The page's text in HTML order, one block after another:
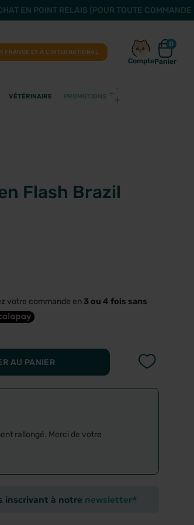
EN POINT RELAIS (POUR TOUTE
FRANCE ET À L’INTERNATIONAL
Compte
0
Panier
VÉTÉRINAIRE PROMOTIONS
Flash Brazil
votre commande en 3 ou 4 fois sans
AU PANIER
rallongé. Merci de votre
inscrivant à notre newsletter*